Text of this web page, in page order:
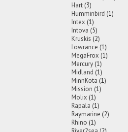
Hart (3)
Humminbird (1)
Intex (1)
Intova (5)
Kruskis (2)
Lowrance (1)
MegaFrox (1)
Mercury (1)
Midland (1)
MinnKota (1)
Mission (1)
Molix (1)
Rapala (1)
Raymarine (2)
Rhino (1)